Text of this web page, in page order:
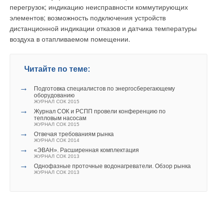
перегрузок; индикацию неисправности коммутирующих
элементов; возможность подключения устройств
дистанционной индикации отказов и датчика температуры
воздуха в отапливаемом помещении.
Читайте по теме:
→
Подготовка специалистов по энергосберегающему
оборудованию
ЖУРНАЛ СОК 2015
→
Журнал СОК и РСПП провели конференцию по
тепловым насосам
ЖУРНАЛ СОК 2015
→ Отвечая требованиям рынка
ЖУРНАЛ СОК 2014
→ «ЭВАН». Расширенная комплектация
ЖУРНАЛ СОК 2013
→ Однофазные проточные водонагреватели. Обзор рынка
ЖУРНАЛ СОК 2013
Сотрудники Национальной лаборатории Лоренса Беркли
(США) в начале 2010 г. пытались понять, как углекислый газ
в концентрациях 550/1000/2500 ррm влияет на умственную
была аналогична той, которую использовали венгерские
эксперименте, находились при заданных уровнях СO2
ежедневно по восемь часов в течение трех месяцев.
Полученные данные пока обрабатываются, но оптимизм
внушает тот факт, что наконец-то появился четкий стандарт
эксперимента. Еще один важный момент: сегодня уровень
концентрации СO2 в помещении служит основным
показателем качества воздуха. Он выступает как
газиндикатор, по которому можно судить не только о других